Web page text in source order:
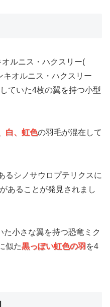
ルニス・ハクスリー(
オルニス・ハクスリー
ていた4枚の翼を持つ小型
白、虹色の羽毛が混在して
るシノサウロプテリクスに
があることが発見されまし
小さな翼を持つ恐竜ミク
似た黒っぽい虹色の羽 を4